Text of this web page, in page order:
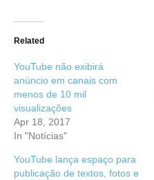
Related
YouTube não exibirá
anúncio em canais com
menos de 10 mil
visualizações
Apr 18, 2017
In "Notícias"
YouTube lança espaço para
publicação de textos, fotos e